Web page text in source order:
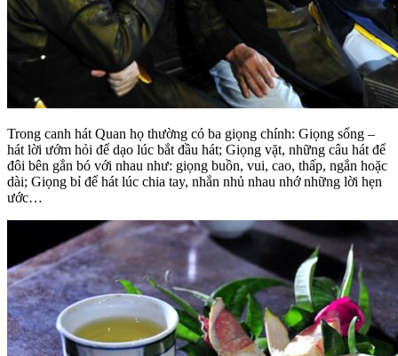
Trong canh hát Quan họ thường có ba giọng chính: Giọng sổng –
hát lời ướm hỏi để dạo lúc bắt đầu hát; Giọng vặt, những câu hát để
đôi bên gắn bó với nhau như: giọng buồn, vui, cao, thấp, ngắn hoặc
dài; Giọng bỉ để hát lúc chia tay, nhắn nhủ nhau nhớ những lời hẹn
ước…